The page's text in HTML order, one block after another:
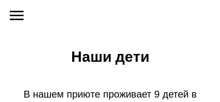
Наши дети
В нашем приюте проживает 9 детей в